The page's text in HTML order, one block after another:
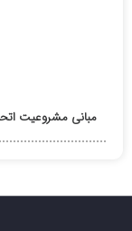
مبانی مشروعیت